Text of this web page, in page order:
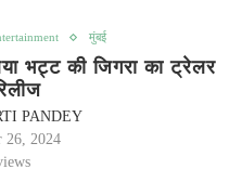
मुंबई
भट्ट की जिगरा का ट्रेलर
PANDEY
26, 2024